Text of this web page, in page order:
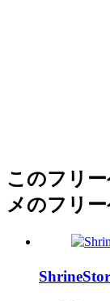
このフリ
メのフリ